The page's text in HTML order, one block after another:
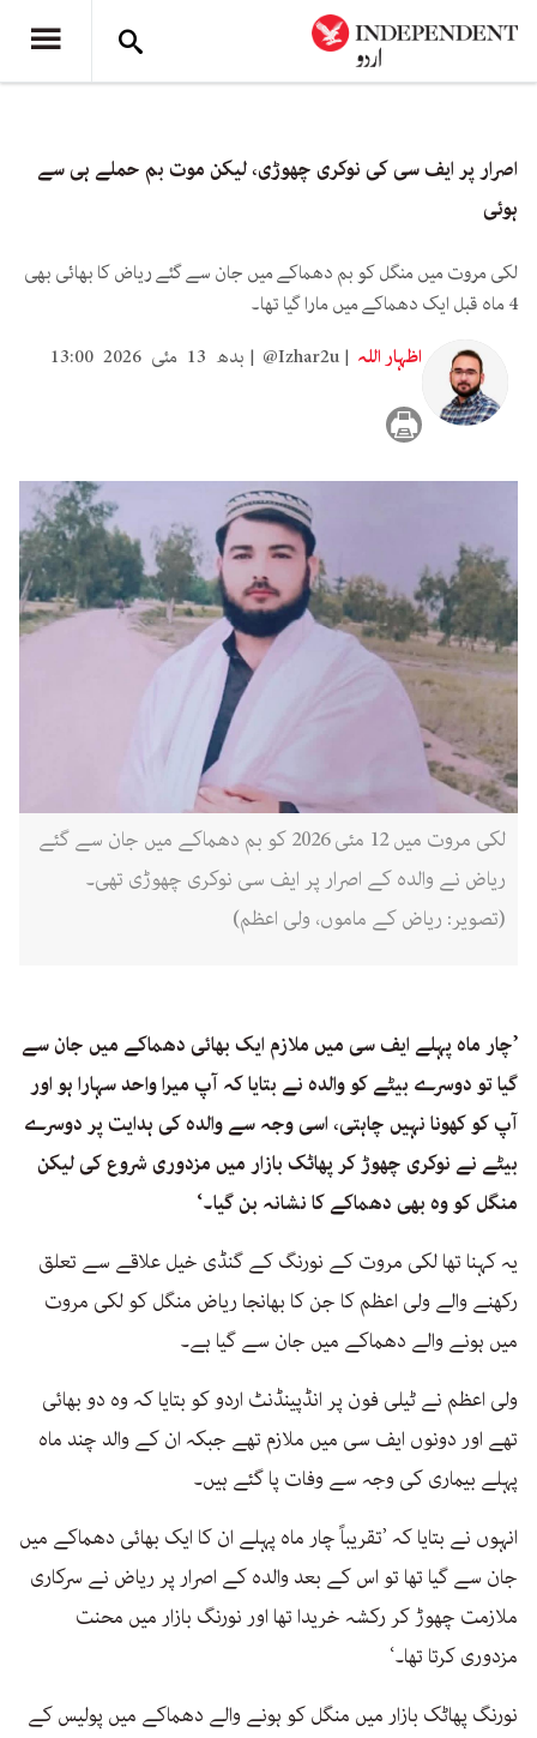
اصرار پر ایف سی کی نوکری چھوڑی، لیکن موت بم حملے ہی سے
ہوئی
لکی مروت میں منگل کو بم دھماکے میں جان سے گئے ریاض کا بھائی بھی
4 ماہ قبل ایک دھماکے میں مارا گیا تھا۔
اظہار اللہ
@Izhar2u بدھ 13 مئی 2026 13:00
لکی مروت میں 12 مئی 2026 کو بم دھماکے میں جان سے گئے
ریاض نے والدہ کے اصرار پر ایف سی نوکری چھوڑی تھی۔
(تصویر: ریاض کے ماموں، ولی اعظم)
’چار ماہ پہلے ایف سی میں ملازم ایک بھائی دھماکے میں جان سے
گیا تو دوسرے بیٹے کو والدہ نے بتایا کہ آپ میرا واحد سہارا ہو اور
آپ کو کھونا نہیں چاہتی، اسی وجہ سے والدہ کی ہدایت پر دوسرے
بیٹے نے نوکری چھوڑ کر پھاٹک بازار میں مزدوری شروع کی لیکن
منگل کو وہ بھی دھماکے کا نشانہ بن گیا۔‘
یہ کہنا تھا لکی مروت کے نورنگ کے گنڈی خیل علاقے سے تعلق
رکھنے والے ولی اعظم کا جن کا بھانجا ریاض منگل کو لکی مروت
میں ہونے والے دھماکے میں جان سے گیا ہے۔
ولی اعظم نے ٹیلی فون پر انڈپینڈنٹ اردو کو بتایا کہ وہ دو بھائی
تھے اور دونوں ایف سی میں ملازم تھے جبکہ ان کے والد چند ماہ
پہلے بیماری کی وجہ سے وفات پا گئے ہیں۔
انہوں نے بتایا کہ ’تقریباً چار ماہ پہلے ان کا ایک بھائی دھماکے میں
جان سے گیا تھا تو اس کے بعد والدہ کے اصرار پر ریاض نے سرکاری
ملازمت چھوڑ کر رکشہ خریدا تھا اور نورنگ بازار میں محنت
مزدوری کرتا تھا۔‘
نورنگ پھاٹک بازار میں منگل کو ہونے والے دھماکے میں پولیس کے